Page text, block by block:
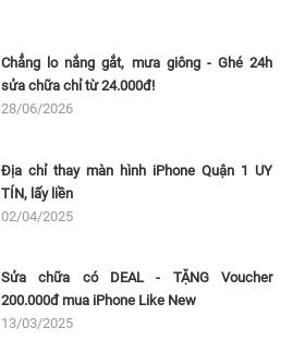
Chẳng lo nắng gắt, mưa giông - Ghé 24h
sửa chữa chỉ từ 24.000đ!
28/06/2026
Địa chỉ thay màn hình iPhone Quận 1 UY
TÍN, lấy liền
02/04/2025
Sửa chữa có DEAL - TẶNG Voucher
200.000đ mua iPhone Like New
13/03/2025